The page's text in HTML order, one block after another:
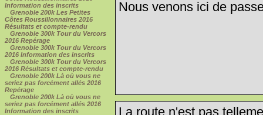
Information des inscrits
Grenoble 200k Les Petites
Côtes Roussillonnaires 2016
Résultats et compte-rendu
Grenoble 300k Tour du Vercors
2016 Repérage
Grenoble 300k Tour du Vercors
2016 Information des inscrits
Grenoble 300k Tour du Vercors
2016 Résultats et compte-rendu
Grenoble 200k Là où vous ne
seriez pas forcément allés 2016
Repérage
Grenoble 200k Là où vous ne
seriez pas forcément allés 2016
Information des inscrits
Nous venons ici de
La route n'est pas